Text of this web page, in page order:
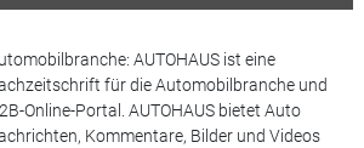
AUTOHAUS ist eine
für die Automobilbranche und
Online-Portal. AUTOHAUS bietet Auto
Kommentare, Bilder und Videos